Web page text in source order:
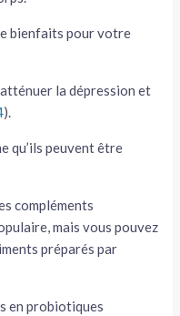
bienfaits pour votre
la dépression et
).
qu’ils peuvent être
compléments
mais vous pouvez
préparés par
en probiotiques